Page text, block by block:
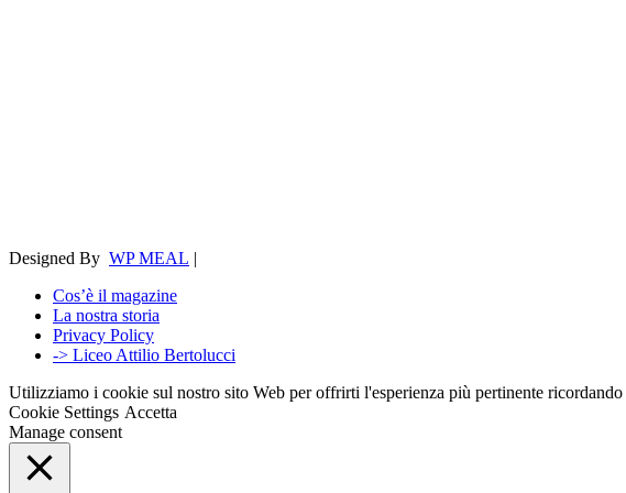
Designed By WP MEAL |
Cos’è il magazine
La nostra storia
Privacy Policy
-> Liceo Attilio Bertolucci
Utilizziamo i cookie sul nostro sito Web per offrirti l'esperienza più pertinente
Cookie Settings Accetta
Manage consent